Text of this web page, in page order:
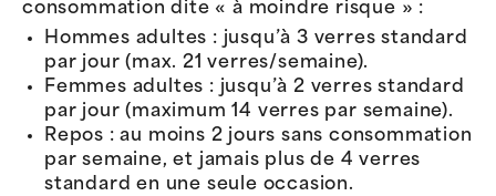
consommation dite « à moindre risque » :
Hommes adultes : jusqu’à 3 verres standard
par jour (max. 21 verres/semaine).
Femmes adultes : jusqu’à 2 verres standard
par jour (maximum 14 verres par semaine).
Repos : au moins 2 jours sans consommation
par semaine, et jamais plus de 4 verres
standard en une seule occasion.